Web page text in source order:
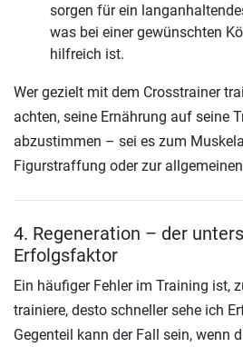
sorgen für ein
was bei einer gewünschten
hilfreich ist.
Wer gezielt mit dem Crosstrainer
achten, seine Ernährung auf seine
abzustimmen – sei es zum
Figurstraffung oder zur
4. Regeneration – der
Erfolgsfaktor
Ein häufiger Fehler im Training ist,
trainiere, desto schneller sehe ich
Gegenteil kann der Fall sein, wenn